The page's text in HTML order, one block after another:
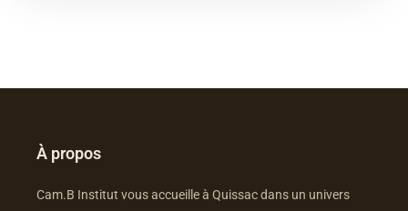
À propos
Cam.B Institut vous accueille à Quissac dans un univers